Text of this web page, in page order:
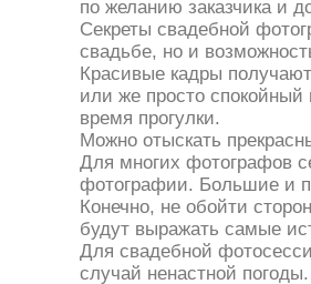
по желанию заказчика и
Секреты свадебной
свадьбе, но и
Красивые кадры
или же просто
время прогулки.
Можно отыскать
Для многих фотографов
фотографии. Большие и
Конечно, не обойти
будут выражать самые
Для свадебной
случай ненастной